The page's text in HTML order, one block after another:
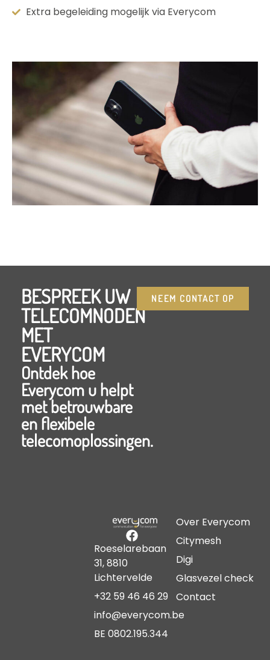
Extra begeleiding mogelijk via Everycom
BESPREEK UW
TELECOMNODEN
MET
EVERYCOM
Ontdek hoe
Everycom u helpt
met betrouwbare
en flexibele
telecomoplossingen.
NEEM CONTACT OP
Roeselarebaan
31, 8810
Lichtervelde
+32 59 46 46 29
info@everycom.be
BE 0802.195.344
Over Everycom
Citymesh
Digi
Glasvezel check
Contact